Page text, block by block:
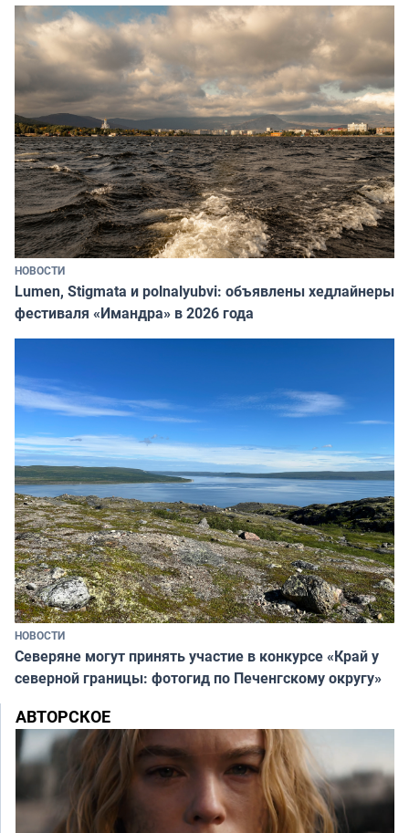
НОВОСТИ
Lumen, Stigmata и polnalyubvi: объявлены хедлайнеры
фестиваля «Имандра» в 2026 года
НОВОСТИ
Северяне могут принять участие в конкурсе «Край у
северной границы: фотогид по Печенгскому округу»
АВТОРСКОЕ